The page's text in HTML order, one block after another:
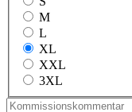
M
L
XL
XXL
3XL